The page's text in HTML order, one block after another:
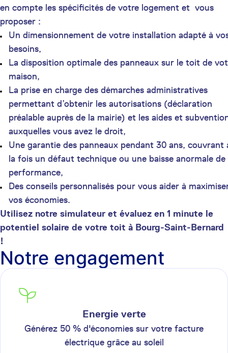
en compte les spécificités de votre logement et vous
proposer :
Un dimensionnement de votre installation adapté à
besoins,
La disposition optimale des panneaux sur le toit de
maison,
La prise en charge des démarches administratives
permettant d’obtenir les autorisations (déclaration
préalable auprès de la mairie) et les aides et
auxquelles vous avez le droit,
Une garantie des panneaux pendant 30 ans, couvrant
la fois un défaut technique ou une baisse anormale de
performance,
Des conseils personnalisés pour vous aider à
vos économies.
Utilisez notre simulateur et évaluez en 1 minute le
potentiel solaire de votre toit à Bourg-Saint-Bernard
!
Notre engagement
Energie verte
Générez 50 % d'économies sur votre facture
électrique grâce au soleil